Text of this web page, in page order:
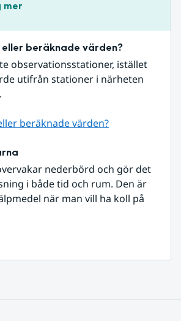
mer
beräknade värden?
observationsstationer, istället
utifrån stationer i närheten
beräknade värden?
nederbörd och gör det
i både tid och rum. Den är
när man vill ha koll på